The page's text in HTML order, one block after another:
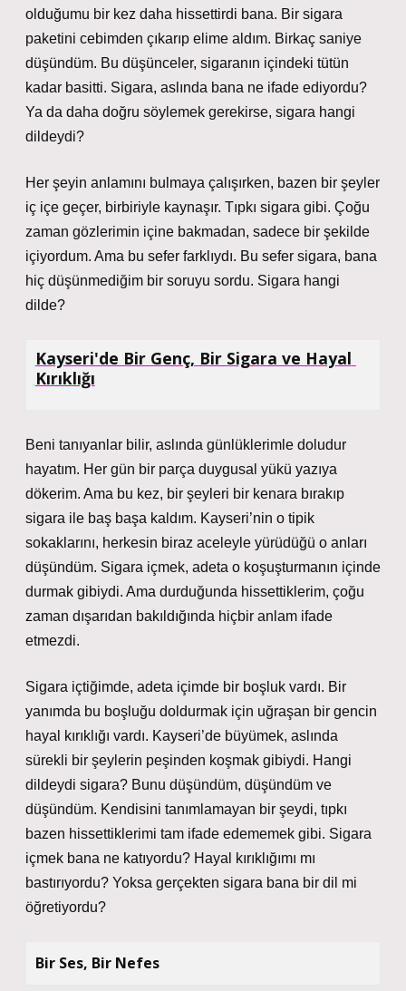
olduğumu bir kez daha hissettirdi bana. Bir sigara
paketini cebimden çıkarıp elime aldım. Birkaç saniye
düşündüm. Bu düşünceler, sigaranın içindeki tütün
kadar basitti. Sigara, aslında bana ne ifade ediyordu?
Ya da daha doğru söylemek gerekirse, sigara hangi
dildeydi?
Her şeyin anlamını bulmaya çalışırken, bazen bir şeyler
iç içe geçer, birbiriyle kaynaşır. Tıpkı sigara gibi. Çoğu
zaman gözlerimin içine bakmadan, sadece bir şekilde
içiyordum. Ama bu sefer farklıydı. Bu sefer sigara, bana
hiç düşünmediğim bir soruyu sordu. Sigara hangi
dilde?
Kayseri'de Bir Genç, Bir Sigara ve Hayal
Kırıklığı
Beni tanıyanlar bilir, aslında günlüklerimle doludur
hayatım. Her gün bir parça duygusal yükü yazıya
dökerim. Ama bu kez, bir şeyleri bir kenara bırakıp
sigara ile baş başa kaldım. Kayseri’nin o tipik
sokaklarını, herkesin biraz aceleyle yürüdüğü o anları
düşündüm. Sigara içmek, adeta o koşuşturmanın içinde
durmak gibiydi. Ama durduğunda hissettiklerim, çoğu
zaman dışarıdan bakıldığında hiçbir anlam ifade
etmezdi.
Sigara içtiğimde, adeta içimde bir boşluk vardı. Bir
yanımda bu boşluğu doldurmak için uğraşan bir gencin
hayal kırıklığı vardı. Kayseri’de büyümek, aslında
sürekli bir şeylerin peşinden koşmak gibiydi. Hangi
dildeydi sigara? Bunu düşündüm, düşündüm ve
düşündüm. Kendisini tanımlamayan bir şeydi, tıpkı
bazen hissettiklerimi tam ifade edememek gibi. Sigara
içmek bana ne katıyordu? Hayal kırıklığımı mı
bastırıyordu? Yoksa gerçekten sigara bana bir dil mi
öğretiyordu?
Bir Ses, Bir Nefes